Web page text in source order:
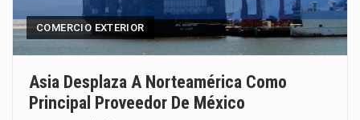
COMERCIO EXTERIOR
Asia Desplaza A Norteamérica Como
Principal Proveedor De México